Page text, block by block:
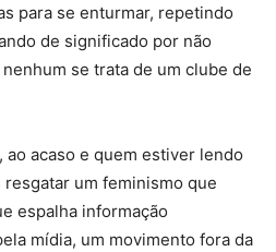
para se enturmar, repetindo
de significado por não
se trata de um clube de
ao acaso e quem estiver lendo
um feminismo que
espalha informação
mídia, um movimento fora da